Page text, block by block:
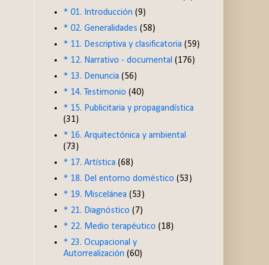
* 01. Introducción (9)
* 02. Generalidades (58)
* 11. Descriptiva y clasificatoria (59)
* 12. Narrativo - documental (176)
* 13. Denuncia (56)
* 14. Testimonio (40)
* 15. Publicitaria y propagandística
(31)
* 16. Arquitectónica y ambiental
(73)
* 17. Artística (68)
* 18. Del entorno doméstico (53)
* 19. Miscelánea (53)
* 21. Diagnóstico (7)
* 22. Medio terapéutico (18)
* 23. Ocupacional y
Autorrealización (60)